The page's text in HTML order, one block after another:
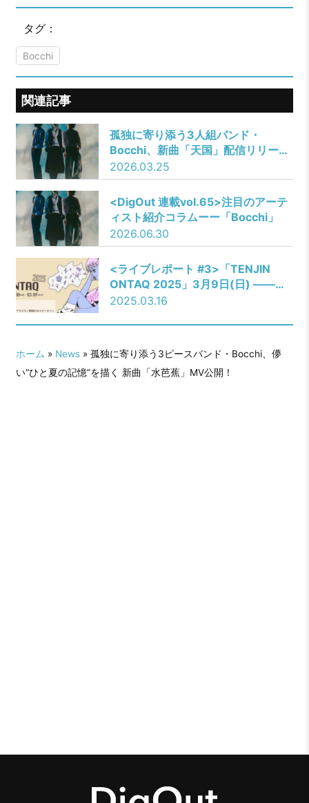
タグ：
Bocchi
関連記事
孤独に寄り添う3人組バンド・
Bocchi、新曲「天国」配信リリー
ス！Music Videoも公開！
2026.03.25
<DigOut 連載vol.65>注目のアーテ
ィスト紹介コラムーー「Bocchi」
2026.06.30
<ライブレポート #3>「TENJIN
ONTAQ 2025」3月9日(日) ――三
四少女／ドラマチックアラスカ／猫
／Bocchi／RED in BLUE
2025.03.16
ホーム » News» 孤独に寄り添う3ピースバンド・Bocchi、儚
い“ひと夏の記憶”を描く 新曲「水芭蕉」MV公開！